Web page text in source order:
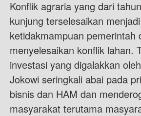
Konflik agraria yang dari
kunjung terselesaikan
ketidakmampuan pemerintah
menyelesaikan konflik lahan.
investasi yang digalakkan
Jokowi seringkali abai pada
bisnis dan HAM dan
masyarakat terutama